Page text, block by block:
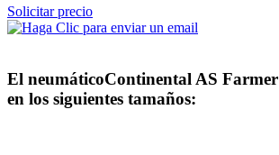
Solicitar precio
El neumáticoContinental AS Farmer
en los siguientes tamaños: